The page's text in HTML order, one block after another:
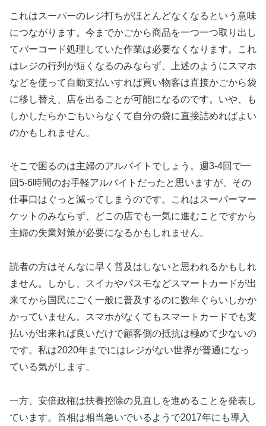
これはスーパーのレジ打ちがほとんどなくなるという意味
につながります。今までかごから商品を一つ一つ取り出し
てバーコード処理していた作業は必要なくなります。これ
はレジの行列が短くなるのみならず、上述のようにスマホ
などを使って自動支払いすれば買い物客は直接かごから袋
に移し替え、店を出ることが可能になるのです。いや、も
しかしたらかごもいらなくて自分の袋に直接詰めればよい
のかもしれません。
そこで困るのは主婦のアルバイトでしょう。週3-4回で一
回5-6時間のお手軽アルバイトだったと思いますが、その
仕事口はぐっと減ってしまうのです。これはスーパーマー
ケットのみならず、どこの店でも一気に進むことですから
主婦の失業対策が必要になるかもしれません。
読者の方はそんなに早く普及はしないと思われるかもしれ
ません。しかし、スイカやパスモなどスマートカードが出
来てから国民にごく一般に普及するのに数年ぐらいしかか
かっていません。スマホがなくてもスマートカードでも支
払いが出来れば良いだけで顧客側の抵抗は極めて少ないの
です。私は2020年までにはレジがない世界が普通になっ
ている気がします。
一方、安倍政権は扶養控除の見直しを進めることを発表し
ています。首相は相当急いでいるようで2017年にも導入